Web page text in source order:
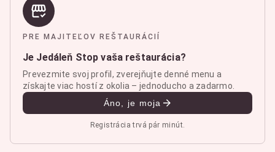
PRE MAJITEĽOV REŠTAURÁCIÍ
Je Jedáleň Stop vaša reštaurácia?
Prevezmite svoj profil, zverejňujte denné menu a
získajte viac hostí z okolia – jednoducho a zadarmo.
Áno, je moja
Registrácia trvá pár minút.